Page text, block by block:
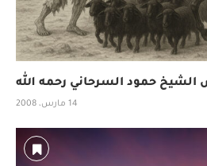
حمود السرحاني رحمه الله
14 مارس، 2008